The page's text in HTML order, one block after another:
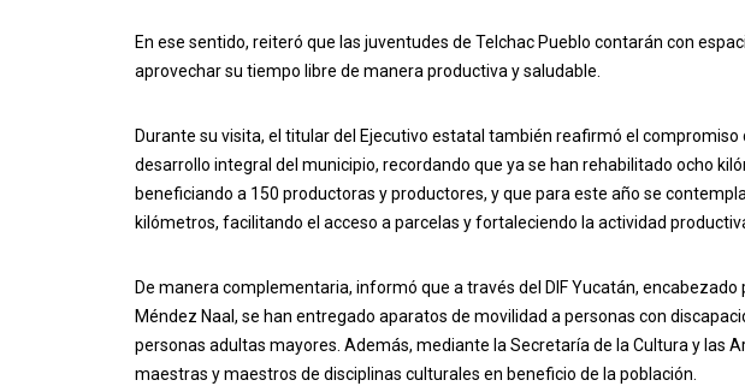
En ese sentido, reiteró que las juventudes de Telchac Pueblo contarán con
aprovechar su tiempo libre de manera productiva y saludable.
Durante su visita, el titular del Ejecutivo estatal también reafirmó el compromiso
desarrollo integral del municipio, recordando que ya se han rehabilitado ocho
beneficiando a 150 productoras y productores, y que para este año se
kilómetros, facilitando el acceso a parcelas y fortaleciendo la actividad productiva
De manera complementaria, informó que a través del DIF Yucatán, encabezado
Méndez Naal, se han entregado aparatos de movilidad a personas con
personas adultas mayores. Además, mediante la Secretaría de la Cultura y las
maestras y maestros de disciplinas culturales en beneficio de la población.